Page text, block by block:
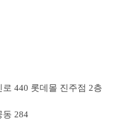
440 롯데몰 진주점 2층
동 284